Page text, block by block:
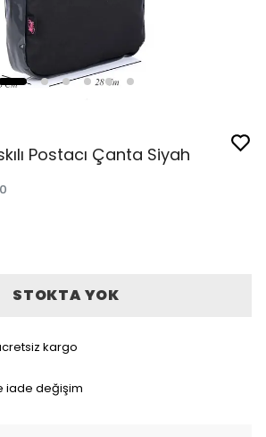
Postacı Çanta Siyah
STOKTA YOK
kargo
iade değişim